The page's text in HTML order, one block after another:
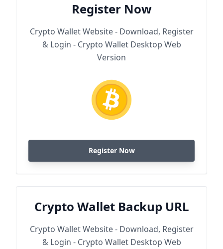
Register Now
Crypto Wallet Website - Download, Register
& Login - Crypto Wallet Desktop Web
Version
Register Now
Crypto Wallet Backup URL
Crypto Wallet Website - Download, Register
& Login - Crypto Wallet Desktop Web